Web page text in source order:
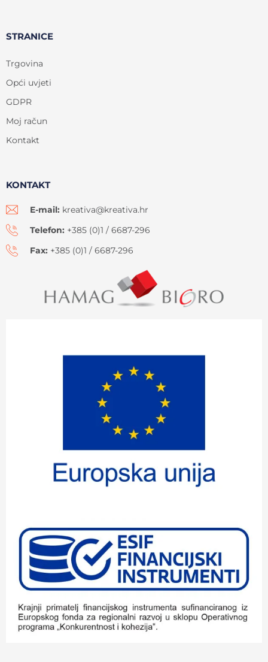
STRANICE
Trgovina
Opći uvjeti
GDPR
Moj račun
Kontakt
KONTAKT
E-mail: kreativa@kreativa.hr
Telefon: +385 (0)1 / 6687-296
Fax: +385 (0)1 / 6687-296